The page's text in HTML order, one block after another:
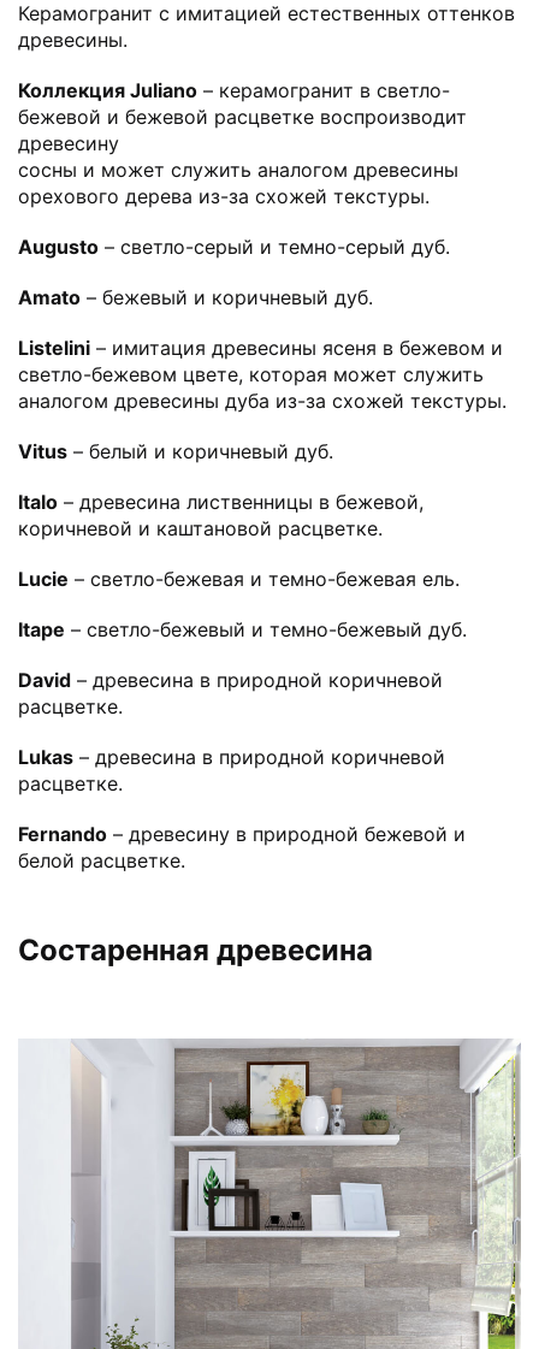
Керамогранит с имитацией естественных оттенков
древесины.
Коллекция Juliano – керамогранит в светло-
бежевой и бежевой расцветке воспроизводит
древесину
сосны и может служить аналогом древесины
орехового дерева из-за схожей текстуры.
Augusto – светло-серый и темно-серый дуб.
Amato – бежевый и коричневый дуб.
Listelini – имитация древесины ясеня в бежевом и
светло-бежевом цвете, которая может служить
аналогом древесины дуба из-за схожей текстуры.
Vitus – белый и коричневый дуб.
Italo – древесина лиственницы в бежевой,
коричневой и каштановой расцветке.
Lucie – светло-бежевая и темно-бежевая ель.
Itape – светло-бежевый и темно-бежевый дуб.
David – древесина в природной коричневой
расцветке.
Lukas – древесина в природной коричневой
расцветке.
Fernando – древесину в природной бежевой и
белой расцветке.
Состаренная древесина